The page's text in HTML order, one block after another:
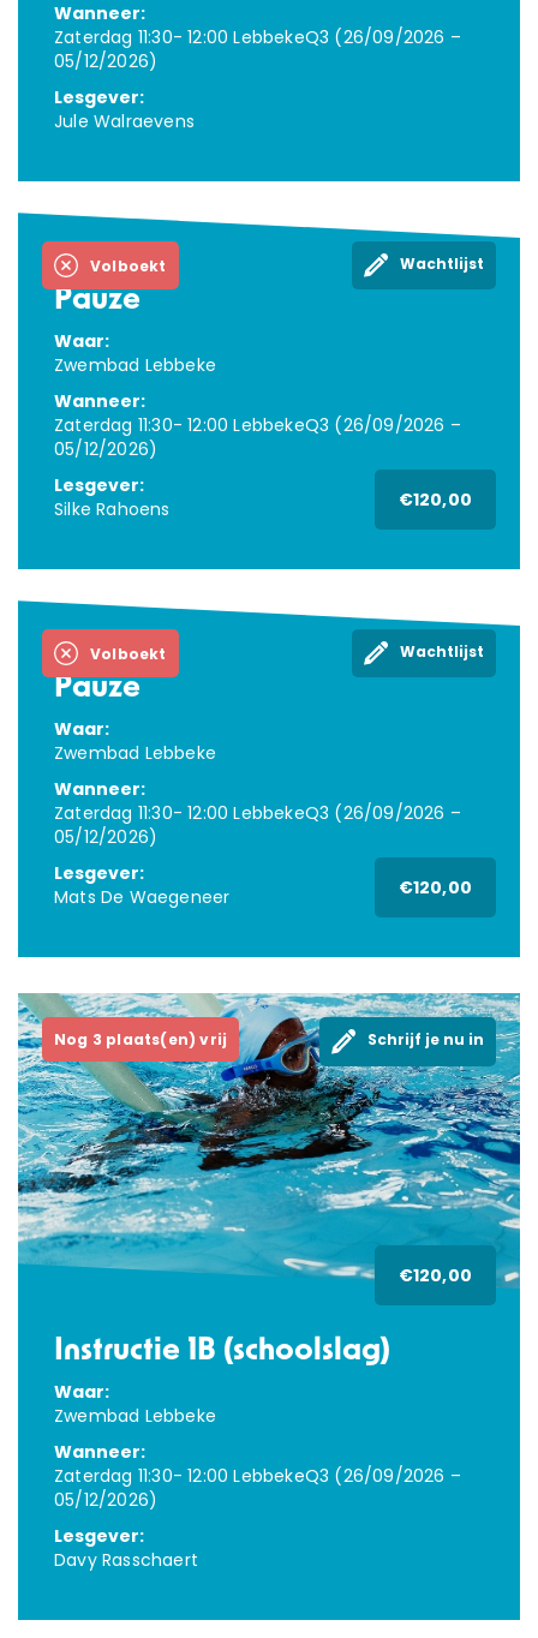
AQUASPORTEN
Wanneer:
Zaterdag 11:30- 12:00 LebbekeQ3 (26/09/2026 –
05/12/2026)
Lesgever:
Jule Walraevens
Wachtlijst
Volboekt
€120,00
Pauze
Waar:
Zwembad Lebbeke
Wanneer:
Zaterdag 11:30- 12:00 LebbekeQ3 (26/09/2026 –
05/12/2026)
Lesgever:
Silke Rahoens
Wachtlijst
Volboekt
€120,00
Pauze
Waar:
Zwembad Lebbeke
Wanneer:
Zaterdag 11:30- 12:00 LebbekeQ3 (26/09/2026 –
05/12/2026)
Lesgever:
Mats De Waegeneer
Nog 3 plaats(en) vrij Schrijf je nu in
€120,00
Instructie 1B (schoolslag)
Waar:
Zwembad Lebbeke
Wanneer:
Zaterdag 11:30- 12:00 LebbekeQ3 (26/09/2026 –
05/12/2026)
Lesgever:
Davy Rasschaert